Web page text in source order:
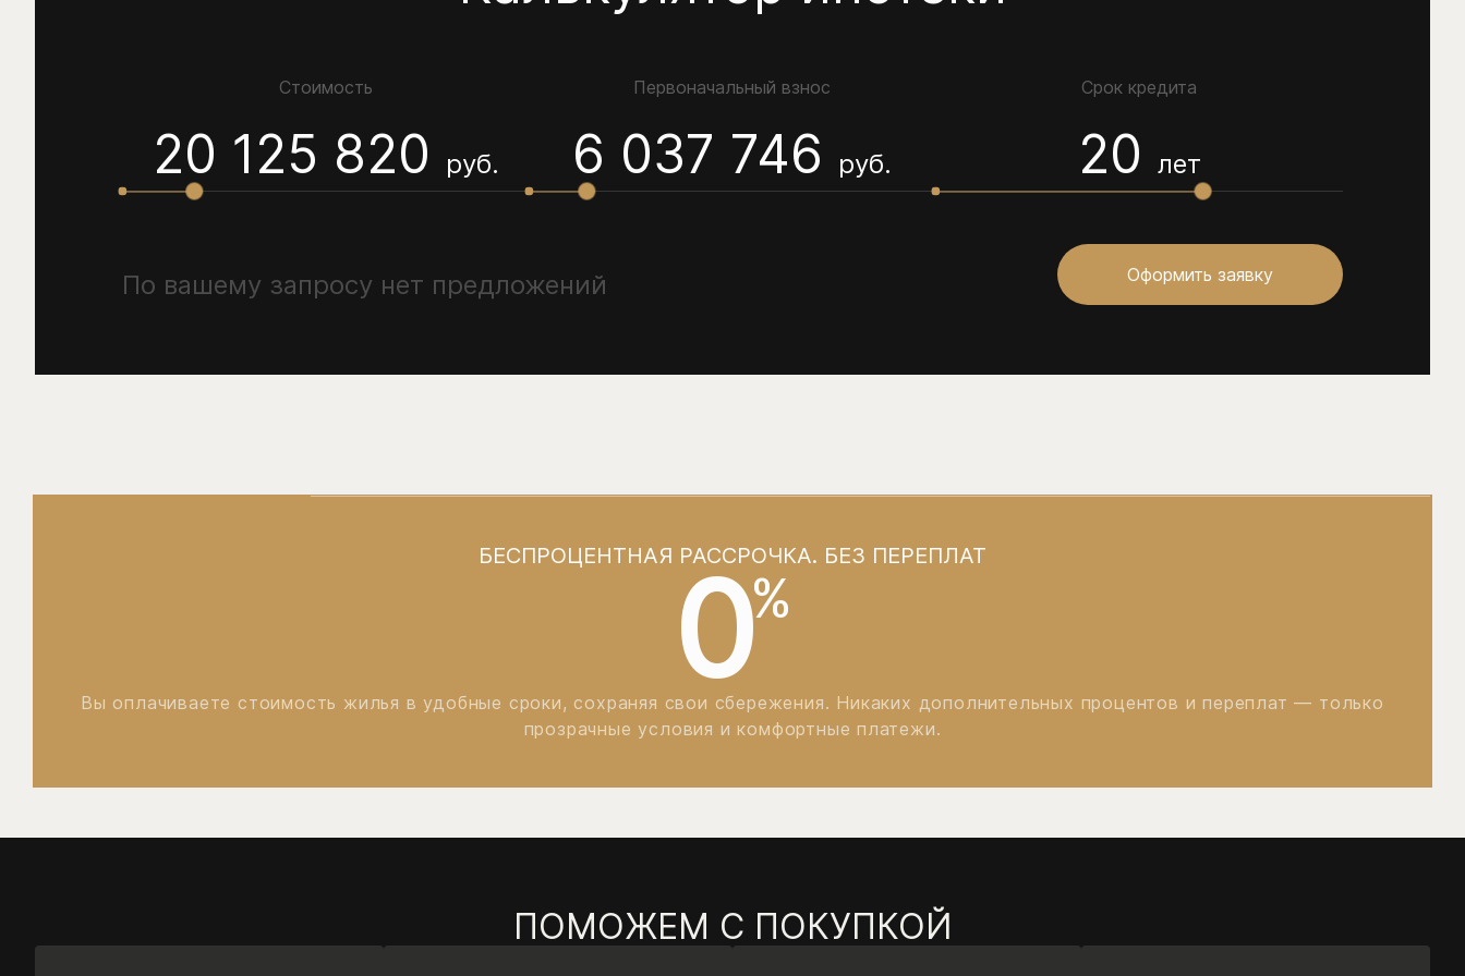
Стоимость
20 125 820 руб.
Первоначальный взнос
6 037 746 руб.
Срок кредита
20 лет
По вашему запросу нет предложений Оформить заявку
БЕСПРОЦЕНТНАЯ РАССРОЧКА. БЕЗ ПЕРЕПЛАТ
0%
Вы оплачиваете стоимость жилья в удобные сроки, сохраняя свои сбережения. Никаких дополнительных процентов и переплат — только
прозрачные условия и комфортные платежи.
ПОМОЖЕМ С ПОКУПКОЙ